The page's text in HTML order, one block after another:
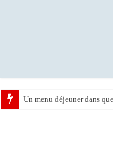
10 idées de décoration